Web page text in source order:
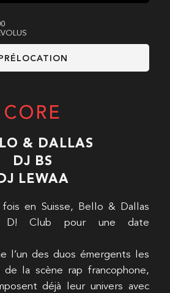
PRÉLOCATION
CORE
& DALLAS
DJ BS
DJ LEWAA
fois en Suisse, Bello & Dallas
D! Club pour une date
l’un des duos émergents les
la scène rap francophone,
déjà leur univers avec